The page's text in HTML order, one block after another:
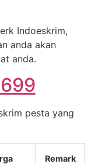
Indoeskrim,
anda akan
anda.
pesta yang
Remark